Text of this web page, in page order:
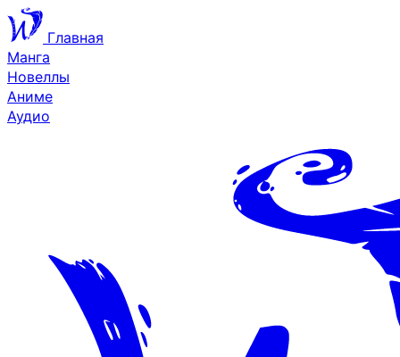
Главная
Манга
Новеллы
Аниме
Аудио